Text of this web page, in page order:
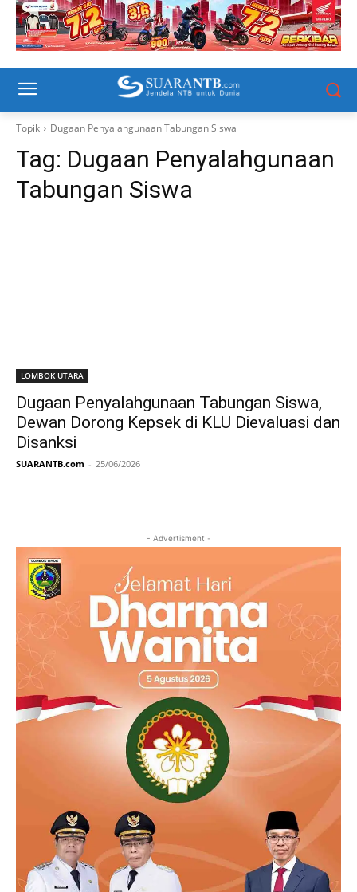
Topik Dugaan Penyalahgunaan Tabungan Siswa
Tag: Dugaan Penyalahgunaan
Tabungan Siswa
LOMBOK UTARA
Dugaan Penyalahgunaan Tabungan Siswa,
Dewan Dorong Kepsek di KLU Dievaluasi dan
Disanksi
SUARANTB.com - 25/06/2026
- Advertisment -